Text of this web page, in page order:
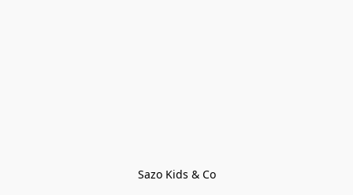
Sazo Kids & Co